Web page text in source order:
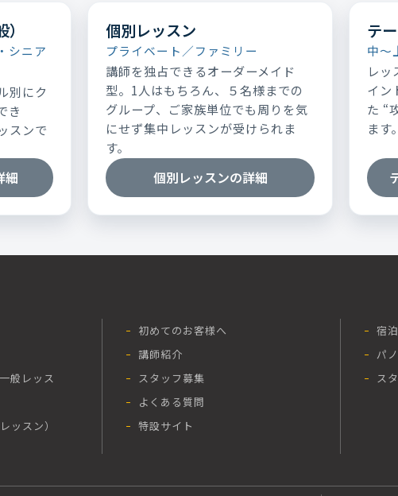
シニア
別にク
き
スンで
細
個別レッスン
プライベート／ファミリー
講師を独占できるオーダーメイド
型。1人はもちろん、５名様までの
グループ、ご家族単位でも周りを気
にせず集中レッスンが受けられま
す。
個別レッスンの詳細
テ
中～
レッ
イン
た “
ます。
般レッス
ッスン）
初めてのお客様へ
講師紹介
スタッフ募集
よくある質問
特設サイト
宿
パ
ス